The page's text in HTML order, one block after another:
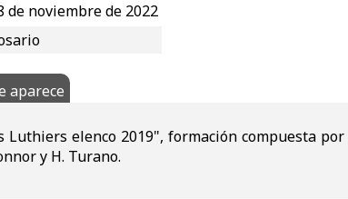
de noviembre de 2022
aparece
Luthiers elenco 2019", formación compuesta
y H. Turano.